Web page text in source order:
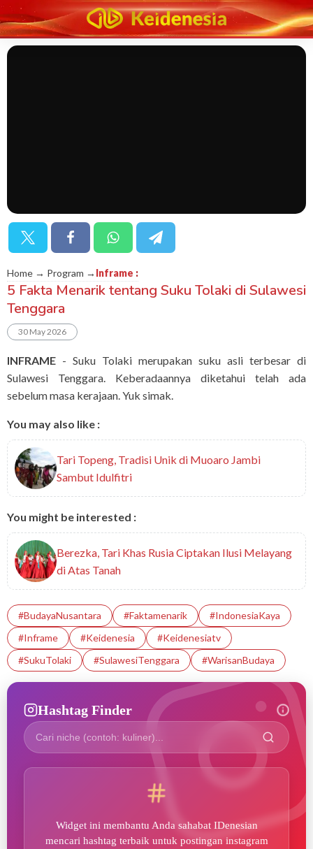
Home → Program → Inframe :
5 Fakta Menarik tentang Suku Tolaki di Sulawesi
Tenggara
30 May 2026
INFRAME - Suku Tolaki merupakan suku asli terbesar di
Sulawesi Tenggara. Keberadaannya diketahui telah ada
sebelum masa kerajaan. Yuk simak.
You may also like :
Tari Topeng, Tradisi Unik di Muoaro Jambi
Sambut Idulfitri
You might be interested :
Berezka, Tari Khas Rusia Ciptakan Ilusi Melayang
di Atas Tanah
#BudayaNusantara #faktamenarik
#IndonesiaKaya
#Inframe
#Keidenesia
#Keidenesiatv
#SukuTolaki
#SulawesiTenggara #WarisanBudaya
Hashtag Finder
Widget ini membantu Anda sahabat IDenesian
mencari hashtag terbaik untuk postingan instagram